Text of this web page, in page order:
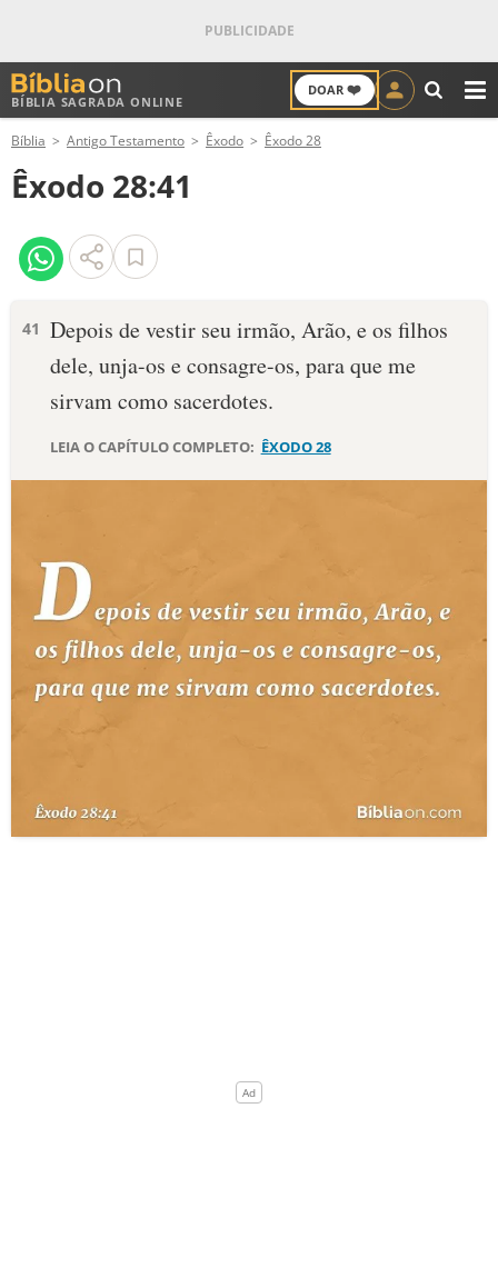
BÍBLIA SAGRADA ONLINE
DOAR ❤️
ANTIGO TESTAMENTO
NOVO TESTAMENTO
VERSÍCULOS
PALAVRA DO DIA
DEVOCIONAL DIÁRIO
ESTUDOS BÍBLICOS
ESBOÇOS DE PREGAÇÃO
TEMAS
TERMO BÍBLICO
Bíblia Antigo Testamento Êxodo Êxodo 28
Êxodo 28:41
41 Depois de vestir seu irmão, Arão, e os filhos
dele, unja-os e consagre-os, para que me
sirvam como sacerdotes.
LEIA O CAPÍTULO COMPLETO: ÊXODO 28